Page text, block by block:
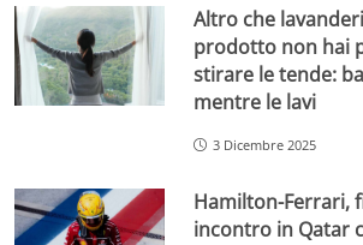
Altro che
prodotto non hai
stirare le tende:
mentre le lavi
3 Dicembre 2025
Hamilton-Ferrari,
incontro in Qatar